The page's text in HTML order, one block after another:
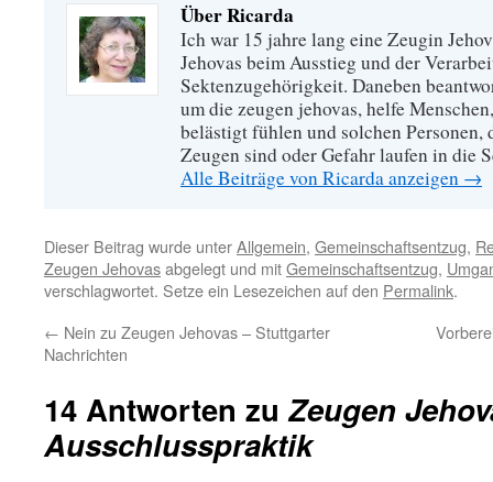
Über Ricarda
Ich war 15 jahre lang eine Zeugin
Jehovas beim Ausstieg und der
Sektenzugehörigkeit. Daneben
um die zeugen jehovas, helfe
belästigt fühlen und solchen Personen,
Zeugen sind oder Gefahr laufen in die
Alle Beiträge von Ricarda anzeigen →
Dieser Beitrag wurde unterAllgemein, Gemeinschaftsentzug,
Zeugen Jehovasabgelegt und mitGemeinschaftsentzug,
verschlagwortet. Setze ein Lesezeichen auf den Permalink.
← Nein zu Zeugen Jehovas – Stuttgarter
Nachrichten
14 Antworten zuZeugen
Ausschlusspraktik